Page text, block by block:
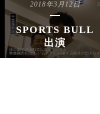
2018年3月12日
SPORTS BULL
出演